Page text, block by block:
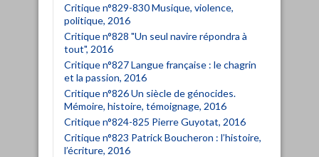
Critique n°829-830 Musique, violence,
politique, 2016
Critique n°828 "Un seul navire répondra à
tout", 2016
Critique n°827 Langue française : le chagrin
et la passion, 2016
Critique n°826 Un siècle de génocides.
Mémoire, histoire, témoignage, 2016
Critique n°824-825 Pierre Guyotat, 2016
Critique n°823 Patrick Boucheron : l’histoire,
l’écriture, 2016